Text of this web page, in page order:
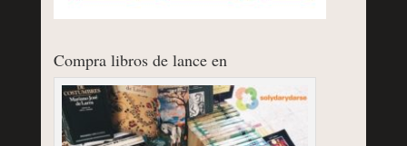
Compra libros de lance en